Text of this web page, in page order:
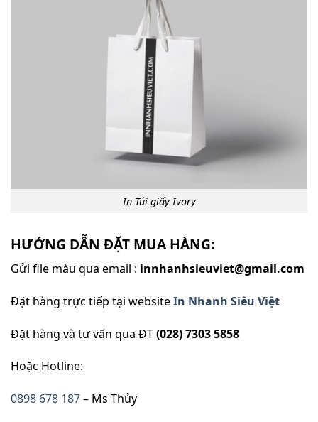
In Túi giấy Ivory
HƯỚNG DẪN ĐẶT MUA HÀNG:
Gửi file màu qua email : innhanhsieuviet@gmail.com
Đặt hàng trực tiếp tại websiteIn Nhanh Siêu Việt
Đặt hàng và tư vấn qua ĐT(028) 7303 5858
Hoặc Hotline:
0898 678 187– Ms Thủy